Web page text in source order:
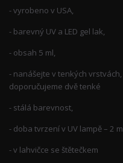
- vyrobeno v USA,
- barevný UV a LED gel lak,
- obsah 5 ml,
- nanášejte v tenkých
doporučujeme dvě tenké
- stálá barevnost,
- doba tvrzení v UV lampě – 2
- v lahvičce se štětečkem